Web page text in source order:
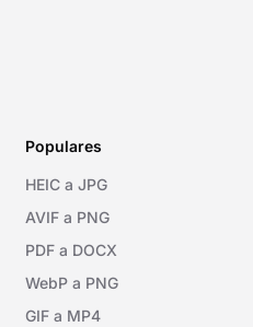
Populares
HEIC a JPG
AVIF a PNG
PDF a DOCX
WebP a PNG
GIF a MP4